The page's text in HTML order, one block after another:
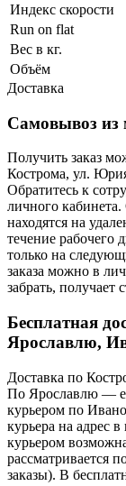
Индекс скорости
Run on flat
Вес в кг.
Объём
Доставка
Самовывоз из
Получить заказ
Кострома, ул.
Обратитесь к
личного
находятся на
течение рабочего
только на
заказа можно в
забрать, получает
Бесплатная
Ярославлю,
Доставка по
По Ярославлю —
курьером по
курьера на адрес
курьером
рассматривается
заказы). В